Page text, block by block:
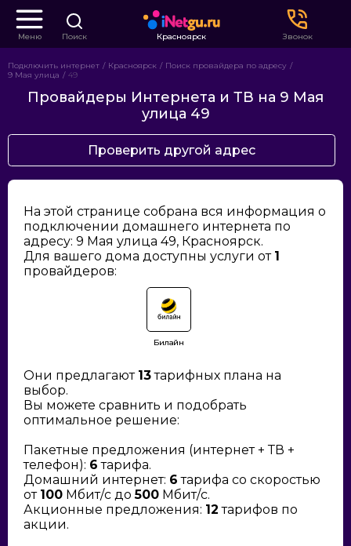
Меню Поиск Красноярск Звонок
Подключить интернет Красноярск
Поиск провайдера по адресу
9 Мая улица
49
Провайдеры Интернета и ТВ на 9 Мая
улица 49
Проверить другой адрес
На этой странице собрана вся информация о
подключении домашнего интернета по
адресу: 9 Мая улица 49, Красноярск.
Для вашего дома доступны услуги от 1
провайдеров:
Билайн
Они предлагают 13тарифных плана на
выбор.
Вы можете сравнить и подобрать
оптимальное решение:
Пакетные предложения (интернет + ТВ +
телефон): 6 тарифа.
Домашний интернет: 6 тарифа со скоростью
от 100 Мбит/с до500 Мбит/с.
Акционные предложения: 12 тарифов по
акции.